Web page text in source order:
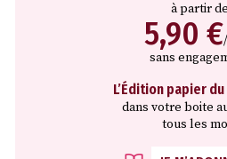
à partir de
5,90 €
sans
L’Édition papier
dans votre boite
tous les